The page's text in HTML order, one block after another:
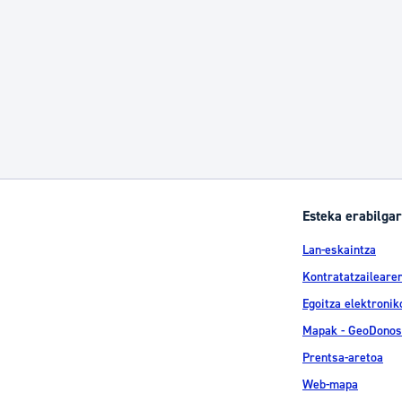
Esteka
Lan-eskaintza
Egoitza
Mapak -
Prentsa-aretoa
Web-mapa